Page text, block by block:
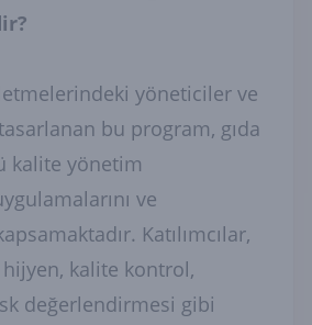
yöneticiler ve
bu program, gıda
kalite yönetim
ve
Katılımcılar,
hijyen, kalite kontrol,
değerlendirmesi gibi